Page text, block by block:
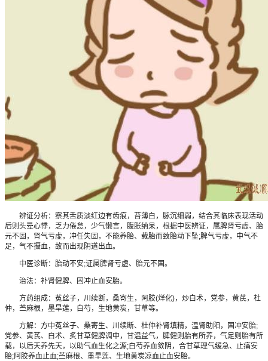
辨证分析：察其舌质淡红边有齿痕，苔薄白，脉沉细弱，结合其临床表现活动
后则头晕心悸，乏力倦怠，少气懒言，腹胀纳呆，根据中医辨证，属脾肾亏虚、胎
元不固，肾气亏虚，冲任失固，不能养胎、载胎而致胎动下坠;脾气亏虚，中气不
足，气不摄血，故而出现阴道出血。
中医诊断：胎动不安;证属脾肾亏虚、胎元不固。
治法：补肾健脾、固冲止血安胎。
方药组成：菟丝子，川续断，桑寄生，阿胶(烊化)，炒白术，党参，黄芪，杜
仲，苎麻根，墨旱莲，白芍，生地黄炭，甘草等。
方解：方中菟丝子、桑寄生、川续断、杜仲补肾填精，温肾助阳，固冲安胎;
党参、黄芪、白术、炙甘草健脾调中，甘温益气，脾健则胎有所养，气足则胎有所
载，以后天养先天，以助气血生化之源;白芍养血敛阴，合甘草理气缓急、止痛安
胎;阿胶养血止血;苎麻根、墨旱莲、生地黄炭凉血止血安胎。